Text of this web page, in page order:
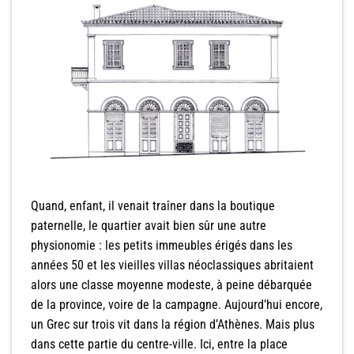
Quand, enfant, il venait traîner dans la boutique
paternelle, le quartier avait bien sûr une autre
physionomie : les petits immeubles érigés dans les
années 50 et les vieilles villas néoclassiques abritaient
alors une classe moyenne modeste, à peine débarquée
de la province, voire de la campagne. Aujourd’hui encore,
un Grec sur trois vit dans la région d’Athènes. Mais plus
dans cette partie du centre-ville. Ici, entre la place